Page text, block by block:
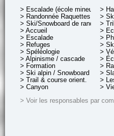
> Escalade (école mineurs)
> Randonnée Raquettes
> Ski/Snowboard de rando.
> Accueil
> Escalade
> Refuges
> Spéléologie
> Alpinisme / cascade
> Formation
> Ski alpin / Snowboard
> Trail & course orient.
> Canyon
>
>
>
>
>
>
>
>
>
>
>
>
> Voir les responsables par